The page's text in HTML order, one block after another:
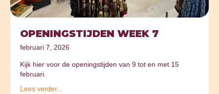
OPENINGSTIJDEN WEEK 7
februari 7, 2026
Kijk hier voor de openingstijden van 9 tot en met 15
februari.
Lees verder...